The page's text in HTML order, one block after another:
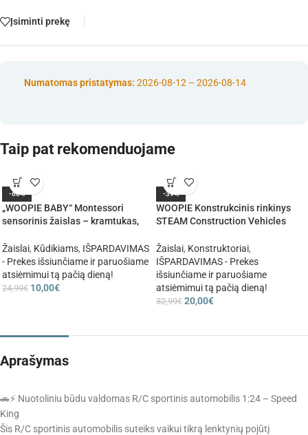
Įsiminti prekę
Numatomas pristatymas: 2026-08-12 – 2026-08-14
Taip pat rekomenduojame
-60%
„WOOPIE BABY“ Montessori
sensorinis žaislas – kramtukas,
žaislas
Žaislai, Kūdikiams, IŠPARDAVIMAS
- Prekes išsiunčiame ir paruošiame
atsiėmimui tą pačią dieną!
24,99€ 10,00€
-39%
WOOPIE Konstrukcinis rinkinys
STEAM Construction Vehicles
Žaislai, Konstruktoriai,
IŠPARDAVIMAS - Prekes
išsiunčiame ir paruošiame
atsiėmimui tą pačią dieną!
32,99€ 20,00€
Aprašymas
🚗⚡ Nuotoliniu būdu valdomas R/C sportinis automobilis 1:24 – Speed
King
Šis R/C sportinis automobilis suteiks vaikui tikrą lenktynių pojūtį